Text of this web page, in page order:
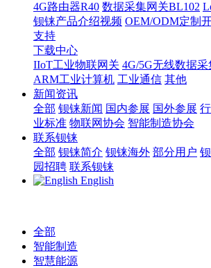
4G路由器R40 数据采集网关BL102
钡铼产品介绍视频 OEM/ODM定制
支持
下载中心
IIoT工业物联网关 4G/5G无线数据采
ARM工业计算机 工业通信 其他
新闻资讯
全部 钡铼新闻 国内参展 国外参展
业标准 物联网协会 智能制造协会
联系钡铼
全部 钡铼简介 钡铼海外 部分用户
园招聘 联系钡铼
English
全部
智能制造
智慧能源